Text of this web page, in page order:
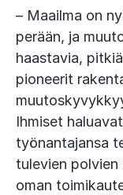
– Maailma on
perään, ja
haastavia,
pioneerit
Ihmiset
työnantajansa
tulevien
oman